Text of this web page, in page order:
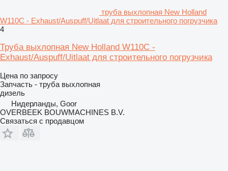
труба выхлопная New Holland
W110C - Exhaust/Auspuff/Uitlaat для строительного погрузчика
4
Труба выхлопная New Holland W110C -
Exhaust/Auspuff/Uitlaat для строительного погрузчика
Цена по запросу
Запчасть - труба выхлопная
дизель
Нидерланды, Goor
OVERBEEK BOUWMACHINES B.V.
Связаться с продавцом